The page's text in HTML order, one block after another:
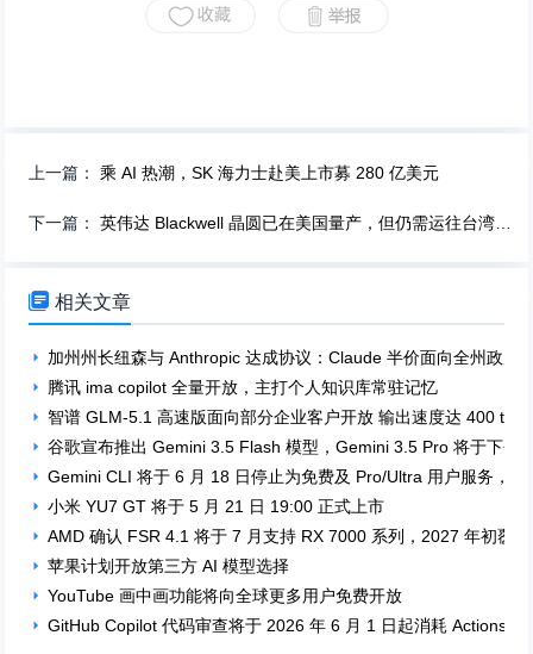
上一篇：乘 AI 热潮，SK 海力士赴美上市募 280 亿美元
下一篇：英伟达 Blackwell 晶圆已在美国量产，但仍需运往台湾完成先进封装
 相关文章
加州州长纽森与 Anthropic 达成协议：Claude 半价面向全州政府
腾讯 ima copilot 全量开放，主打个人知识库常驻记忆
智谱 GLM-5.1 高速版面向部分企业客户开放 输出速度达 400
谷歌宣布推出 Gemini 3.5 Flash 模型，Gemini 3.5 Pro 将于下个
Gemini CLI 将于 6 月 18 日停止为免费及 Pro/Ultra 用户服务，
小米 YU7 GT 将于 5 月 21 日 19:00 正式上市
AMD 确认 FSR 4.1 将于 7 月支持 RX 7000 系列，2027 年初覆
苹果计划开放第三方 AI 模型选择
YouTube 画中画功能将向全球更多用户免费开放
GitHub Copilot 代码审查将于 2026 年 6 月 1 日起消耗 Actions 额